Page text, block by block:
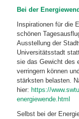
Bei der
Inspirationen für die
schönen
Ausstellung der
Universitätsstadt
sie das Gewicht des
verringern können
stärksten belasten.
hier: https://
energiewende.html
Selbst bei der